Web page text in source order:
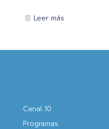
Leer más
Canal 10
Programas